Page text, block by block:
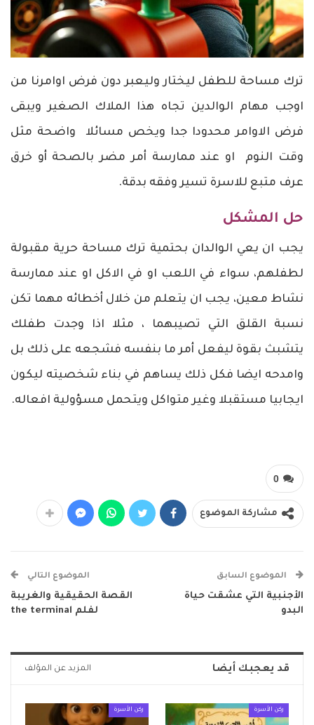
ترك مساحة للطفل ليختار وليعبر دون فرض اوامرنا من
اوجب مهام الوالدين تجاه هذا الملاك الصغير ويبقى
فرض الاوامر محدودا جدا ويخص مسائلا واضحة مثل
وقت النوم او عند ممارسة أمر مضر بالصحة أو خرق
عرف متبع للاسرة تسير وفقه بدقة.
حل المشكل
يجب ان يعي الوالدان بحتمية ترك مساحة حرية مقبولة
لطفلهم، سواء في اللعب او في الاكل او عند ممارسة
نشاط معين، يجب ان يتعلم من خلال أخطائه مهما تكن
نسبة القلق التي تصيبهما ، مثلا اذا وجدت طفلك
يتشبث بقوة ليفعل أمر ما بنفسه فشجعه على ذلك بل
وامدحه ايضا فكل ذلك يساهم في بناء شخصيته ليكون
ايجابيا مستقبلا وغير متواكل ويتحمل مسؤولية افعاله.
0
مشاركة الموضوع
الموضوع السابق
الأجنبية التي عشقت حياة
البدو
الموضوع التالي
القصة الحقيقية والغريبة
لفلم the terminal
قد يعجبك أيضا المزيد عن المؤلف
ركن الأسرة ركن الأسرة